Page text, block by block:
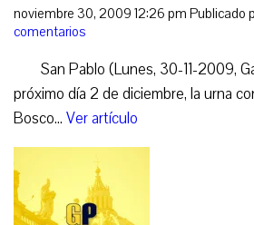
noviembre 30, 2009 12:26 pm Publicado
comentarios
San Pablo (Lunes, 30-11-2009,
próximo día 2 de diciembre, la urna
Bosco... Ver artículo